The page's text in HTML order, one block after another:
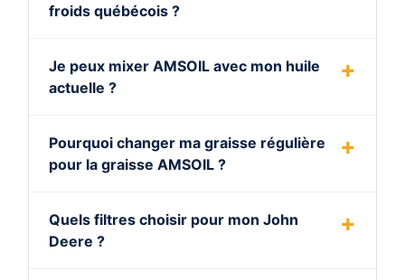
froids québécois ?
Je peux mixer AMSOIL avec mon huile
actuelle ?
Pourquoi changer ma graisse régulière
pour la graisse AMSOIL ?
Quels filtres choisir pour mon John
Deere ?